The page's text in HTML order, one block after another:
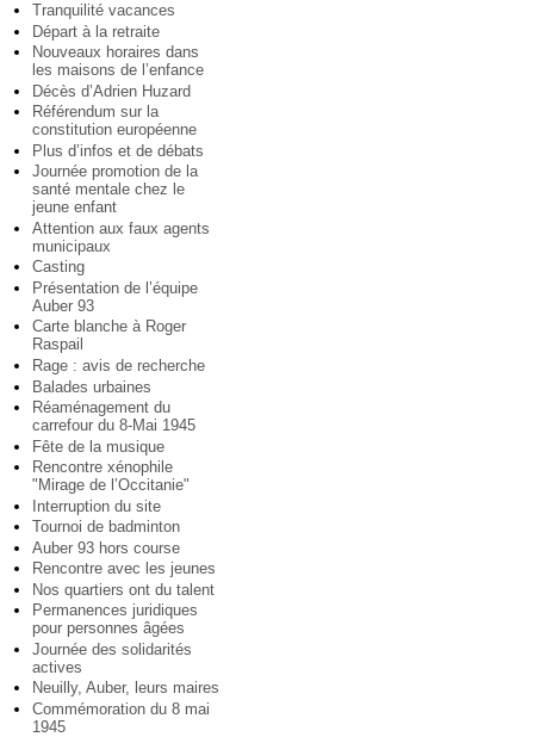
Tranquilité vacances
Départ à la retraite
Nouveaux horaires dans
les maisons de l’enfance
Décès d’Adrien Huzard
Référendum sur la
constitution européenne
Plus d’infos et de débats
Journée promotion de la
santé mentale chez le
jeune enfant
Attention aux faux agents
municipaux
Casting
Présentation de l’équipe
Auber 93
Carte blanche à Roger
Raspail
Rage : avis de recherche
Balades urbaines
Réaménagement du
carrefour du 8-Mai 1945
Fête de la musique
Rencontre xénophile
"Mirage de l’Occitanie"
Interruption du site
Tournoi de badminton
Auber 93 hors course
Rencontre avec les jeunes
Nos quartiers ont du talent
Permanences juridiques
pour personnes âgées
Journée des solidarités
actives
Neuilly, Auber, leurs maires
Commémoration du 8 mai
1945